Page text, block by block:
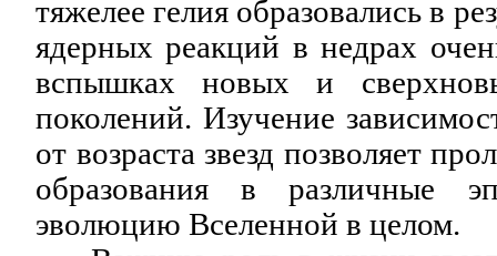
тяжелее гелия образовались в
ядерных реакций в недрах
вспышках новых и
поколений. Изучение
от возраста звезд позволяет
образования в различные
эволюцию Вселенной в целом.